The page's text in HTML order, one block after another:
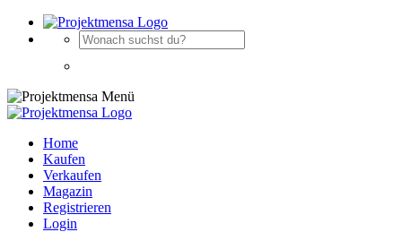
Home
Kaufen
Verkaufen
Magazin
Registrieren
Login